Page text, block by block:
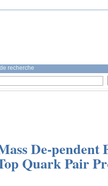
recherche
De-
Quark Pair